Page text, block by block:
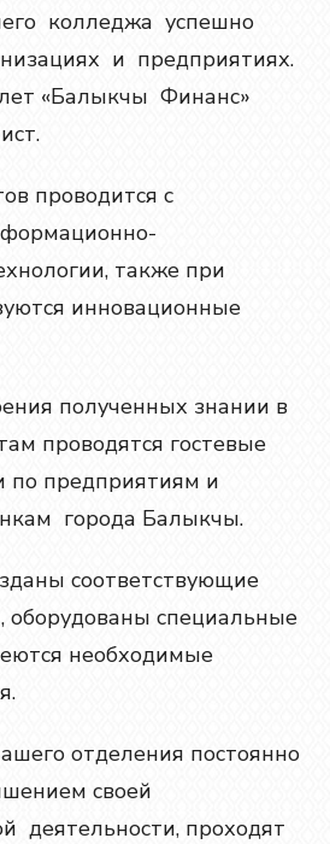
колледжа успешно
и предприятиях.
«Балыкчы Финанс»
проводится с
также при
инновационные
полученных знании в
проводятся гостевые
по предприятиям и
города Балыкчы.
соответствующие
оборудованы специальные
необходимые
отделения постоянно
своей
деятельности, проходят